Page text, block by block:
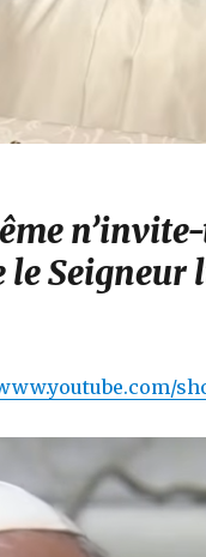
le